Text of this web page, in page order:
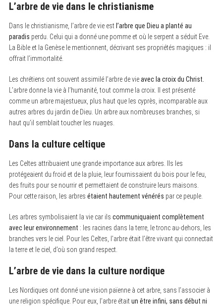
L’arbre de vie dans le christianisme
Dans le christianisme, l’arbre de vie est l’arbre que Dieu a planté au
paradis perdu. Celui qui a donné une pomme et où le serpent a séduit Eve.
La Bible et la Genèse le mentionnent, décrivant ses propriétés magiques : il
offrait l’immortalité.
Les chrétiens ont souvent assimilé l’arbre de vieavec la croix du Christ.
L’arbre donne la vie à l’humanité, tout comme la croix. Il est présenté
comme un arbre majestueux, plus haut que les cyprès, incomparable aux
autres arbres du jardin de Dieu. Un arbre aux nombreuses branches, si
haut qu’il semblait toucher les nuages.
Dans la culture celtique
Les Celtes attribuaient une grande importance aux arbres. Ils les
protégeaient du froid et de la pluie, leur fournissaient du bois pour le feu,
des fruits pour se nourrir et permettaient de construire leurs maisons.
Pour cette raison, les arbres étaient hautement vénérés par ce peuple.
Les arbres symbolisaient la vie car ils communiquaient complètement
avec leur environnement : les racines dans la terre, le tronc au-dehors, les
branches vers le ciel. Pour les Celtes, l’arbre était l’être vivant qui connectait
la terre et le ciel, d’où son grand respect.
L’arbre de vie dans la culture nordique
Les Nordiques ont donné une vision païenne à cet arbre, sans l’associer à
une religion spécifique. Pour eux, l’arbre étaitun être infini, sans début ni